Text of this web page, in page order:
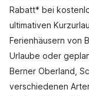
Rabatt* bei
ultimativen
Ferienhäusern von
Urlaube oder
Berner Oberland,
verschiedenen